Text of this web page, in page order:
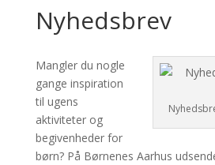
Nyhedsbrev
Mangler du nogle
gange inspiration
til ugens
aktiviteter og
begivenheder for
børn? På Børnenes Aarhus